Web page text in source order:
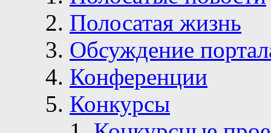
Полосатая жизнь
Обсуждение
Конференции
Конкурсы